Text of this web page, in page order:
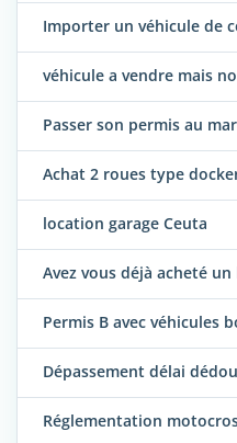
Importer un véhicule de
véhicule a vendre mais
Passer son permis au
Achat 2 roues type
location garage Ceuta
Avez vous déjà acheté
Permis B avec véhicules
Dépassement délai
Réglementation